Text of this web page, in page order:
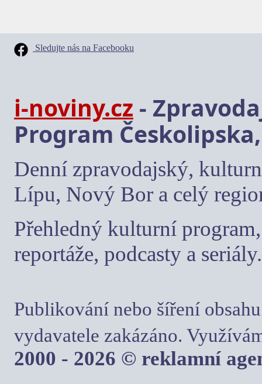
Sledujte nás na Facebooku
i-noviny.cz -
Program
Denní zpravodajský,
Lípu, Nový Bor a celý
Přehledný kulturní
reportáže, podcasty a seriály.
Publikování nebo šíření
vydavatele zakázáno.
2000 - 2026 © reklamní